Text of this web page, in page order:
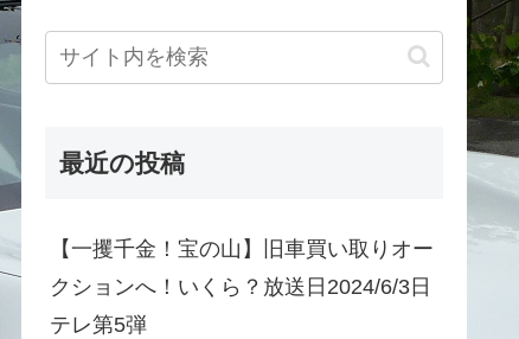
最近の投稿
【一攫千金！宝の山】旧車買い取りオー
クションへ！いくら？放送日2024/6/3日
テレ第5弾